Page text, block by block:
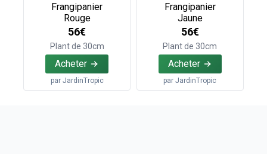
Frangipanier
Rouge
56€
Plant de 30cm
Acheter
par JardinTropic
Frangipanier
Jaune
56€
Plant de 30cm
Acheter
parJardinTropic